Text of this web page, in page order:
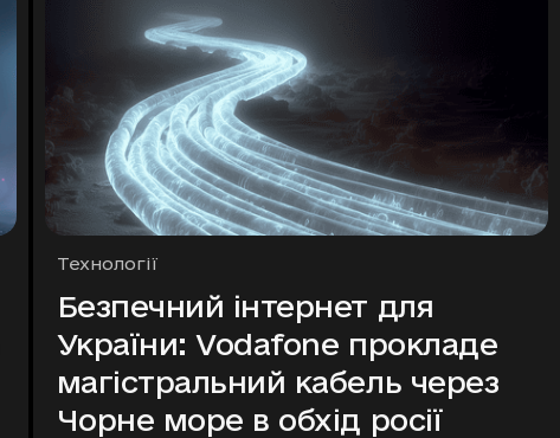
Рубрики
Технології
Безпечний інтернет для
України: Vodafone прокладе
магістральний кабель через
Чорне море в обхід росії